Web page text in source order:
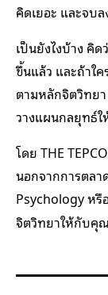
คิดเยอะ และจบล
เป็นยังไงบ้าง คิ
ขึ้นแล้ว และถ้าใ
ตามหลักจิตวิทย
วางแผนกลยุทธ์ใ
โดย THE
นอกจากการตลา
Psychology หรือ
จิตวิทยาให้กับคุ